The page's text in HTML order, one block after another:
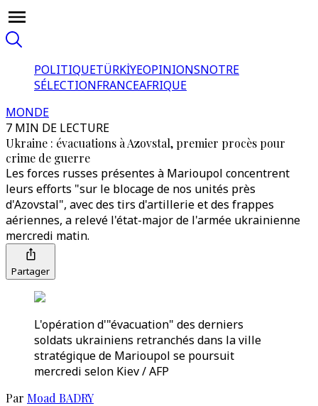
POLITIQUETÜRKİYEOPINIONSNOTRE
SÉLECTIONFRANCEAFRIQUE
MONDE
7 MIN DE LECTURE
Ukraine : évacuations à Azovstal, premier procès pour
crime de guerre
Les forces russes présentes à Marioupol concentrent
leurs efforts "sur le blocage de nos unités près
d'Azovstal", avec des tirs d'artillerie et des frappes
aériennes, a relevé l'état-major de l'armée ukrainienne
mercredi matin.
Partager
L'opération d'"évacuation" des derniers
soldats ukrainiens retranchés dans la ville
stratégique de Marioupol se poursuit
mercredi selon Kiev / AFP
Par Moad BADRY